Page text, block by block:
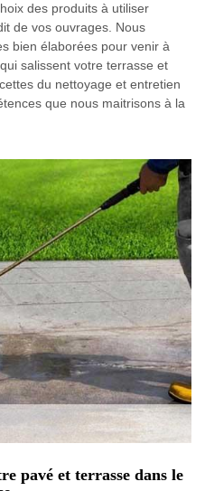
des produits à utiliser
de vos ouvrages. Nous
bien élaborées pour venir à
salissent votre terrasse et
du nettoyage et entretien
que nous maitrisons à la
pavé et terrasse dans le